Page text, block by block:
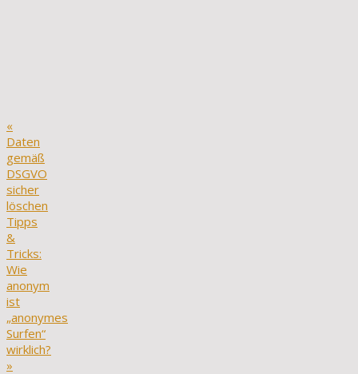
«
Daten
gemäß
DSGVO
sicher
löschen
Tipps
&
Tricks:
Wie
anonym
ist
„anonymes
Surfen“
wirklich?
»